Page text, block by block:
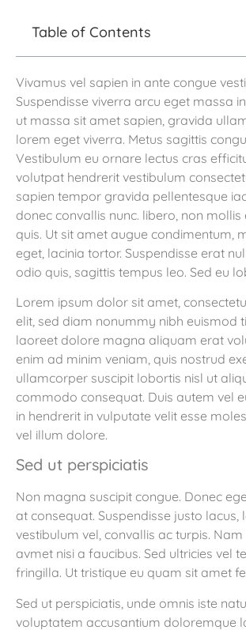
Table of Contents
Vivamus vel sapien in ante congue
Suspendisse viverra arcu eget massa
ut massa sit amet sapien, gravida
lorem eget viverra. Metus sagittis
Vestibulum eu ornare lectus cras
volutpat hendrerit vestibulum
sapien tempor gravida pellentesque
donec convallis nunc. libero, non mollis
quis. Ut sit amet augue condimentum,
eget, lacinia tortor. Suspendisse erat
odio quis, sagittis tempus leo. Sed eu
Lorem ipsum dolor sit amet,
elit, sed diam nonummy nibh euismod
laoreet dolore magna aliquam erat
enim ad minim veniam, quis nostrud
ullamcorper suscipit lobortis nisl ut
commodo consequat. Duis autem vel
in hendrerit in vulputate velit esse
vel illum dolore.
Sed ut perspiciatis
Non magna suscipit congue. Donec
at consequat. Suspendisse justo lacus,
vestibulum vel, convallis ac turpis.
avmet nisi a faucibus. Sed ultricies vel
fringilla. Ut tristique eu quam sit amet
Sed ut perspiciatis, unde omnis iste
voluptatem accusantium doloremque